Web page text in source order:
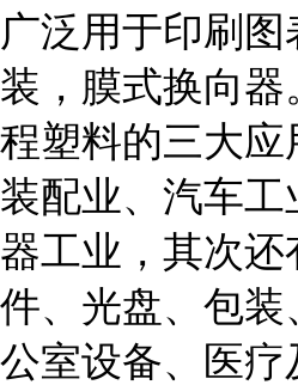
广泛用于印刷
装，膜式换向
程塑料的三大
装配业、汽车
器工业，其次
件、光盘、包
公室设备、医疗